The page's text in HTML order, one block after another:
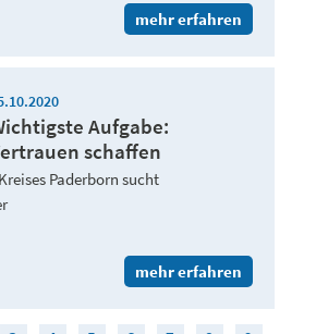
mehr erfahren
Aufgabe:
schaffen
Paderborn sucht
mehr erfahren